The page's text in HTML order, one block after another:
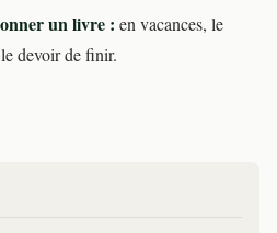
un livre : en vacances, le
devoir de finir.